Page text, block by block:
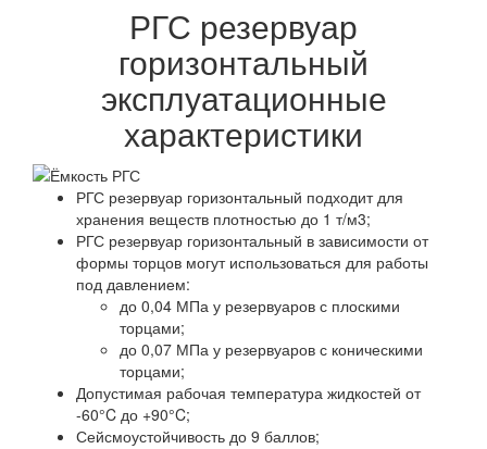
РГС резервуар
горизонтальный
эксплуатационные
характеристики
РГС резервуар горизонтальный подходит для
хранения веществ плотностью до 1 т/м3;
РГС резервуар горизонтальный в зависимости от
формы торцов могут использоваться для работы
под давлением:
до 0,04 МПа у резервуаров с плоскими
торцами;
до 0,07 МПа у резервуаров с коническими
торцами;
Допустимая рабочая температура жидкостей от
-60°C до +90°C;
Сейсмоустойчивость до 9 баллов;